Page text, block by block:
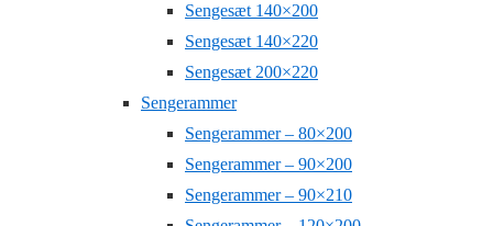
Sengesæt 140×200
Sengesæt 140×220
Sengesæt 200×220
Sengerammer
Sengerammer – 80×200
Sengerammer – 90×200
Sengerammer – 90×210